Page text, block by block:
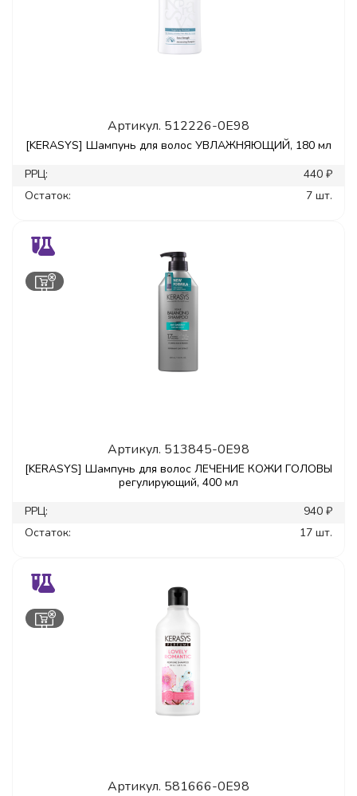
Артикул. 512226-0E98
[KERASYS] Шампунь для волос УВЛАЖНЯЮЩИЙ, 180 мл
РРЦ:
440 ₽
Остаток:
7 шт.
Артикул. 513845-0E98
[KERASYS] Шампунь для волос ЛЕЧЕНИЕ КОЖИ ГОЛОВЫ
регулирующий, 400 мл
РРЦ:
940 ₽
Остаток:
17 шт.
Артикул. 581666-0E98